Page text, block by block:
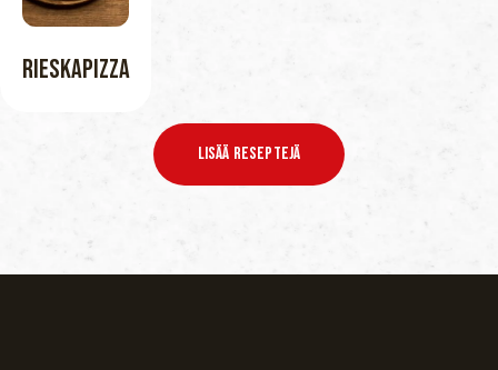
Rieskapizza
LISÄÄ RESEPTEJÄ